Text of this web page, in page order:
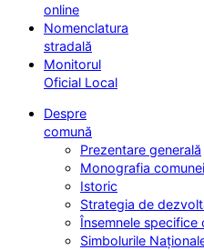
online
Nomenclatura
stradală
Monitorul
Oficial Local
Despre
comună
Prezentare generală
Monografia comunei
Istoric
Strategia de
Însemnele specifice
Simbolurile